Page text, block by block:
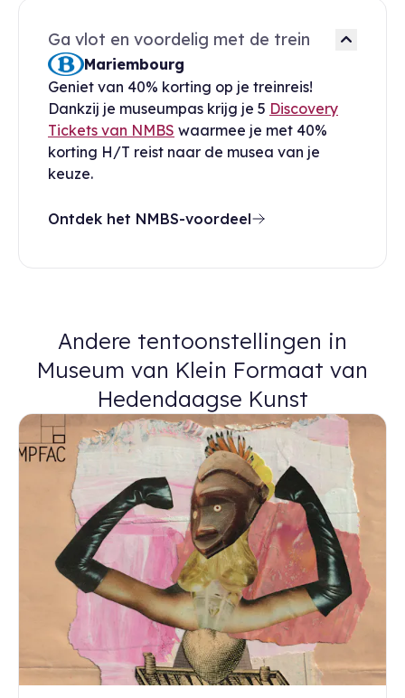
Ga vlot en voordelig met de trein
Mariembourg
Geniet van 40% korting op je treinreis!
Dankzij je museumpas krijg je 5 Discovery
Tickets van NMBS waarmee je met 40%
korting H/T reist naar de musea van je
keuze.
Ontdek het NMBS-voordeel
Andere tentoonstellingen in
Museum van Klein Formaat van
Hedendaagse Kunst